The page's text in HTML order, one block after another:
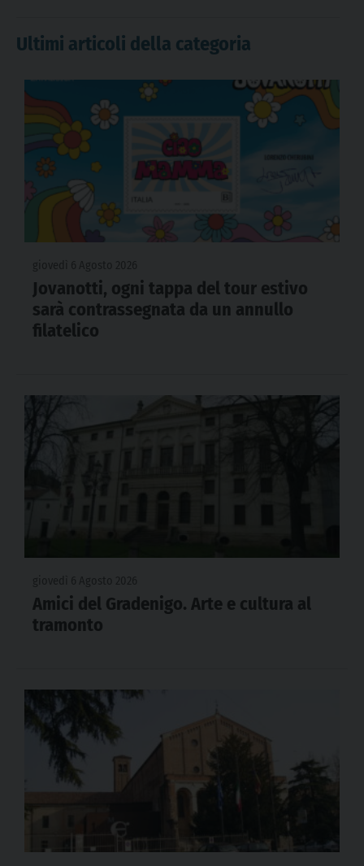
Ultimi articoli della categoria
Jovanotti, ogni tappa del tour estivo
sarà contrassegnata da un annullo
filatelico
Amici del Gradenigo. Arte e cultura al
tramonto